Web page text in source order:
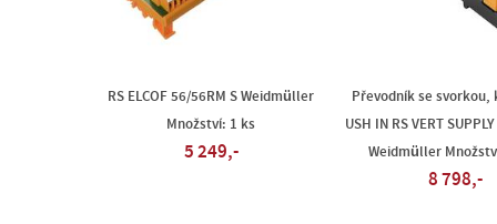
RS ELCOF 56/56RM S Weidmüller
Množství: 1 ks
5 249,-
Převodník se svorkou,
USH IN RS VERT
Weidmüller
8 798,-